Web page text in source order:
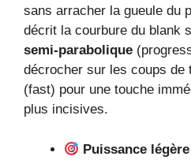
sans arracher la gueule du
décrit la courbure du blank
semi‑parabolique
décrocher sur les coups de
(fast) pour une touche
plus incisives.
Puissance légère